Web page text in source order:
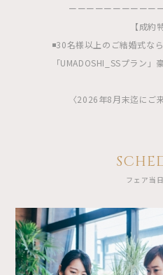
ーーーーーーーーーー
【成約
◾️30名様以上のご結婚式な
「UMADOSHI_SSプラン」
〈2026年8月末迄にご
フェア当